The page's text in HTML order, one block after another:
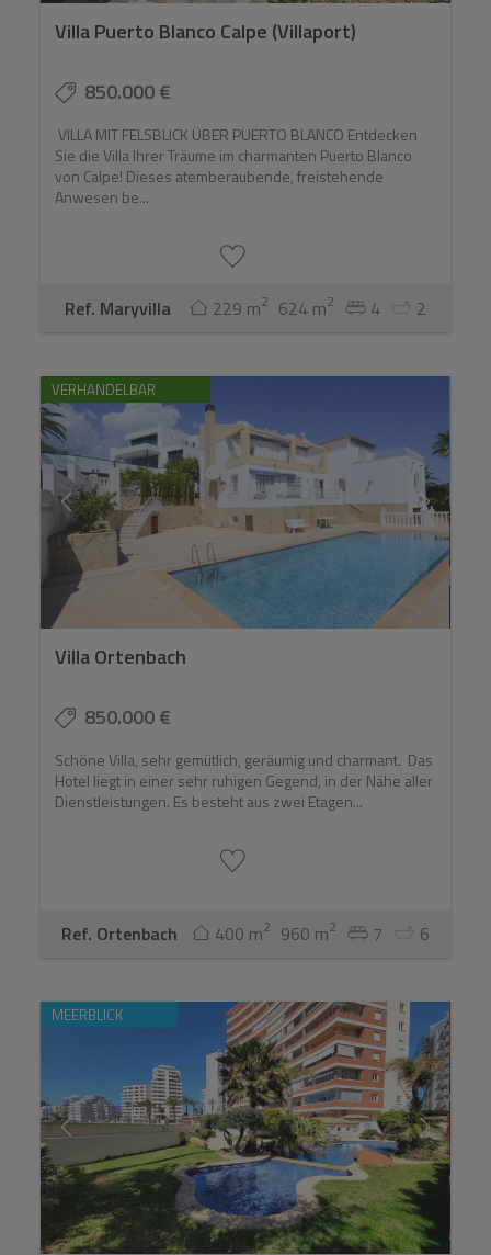
Villa Puerto Blanco Calpe (Villaport)
850.000 €
VILLA MIT FELSBLICK ÜBER PUERTO BLANCO Entdecken
Sie die Villa Ihrer Träume im charmanten Puerto Blanco
von Calpe! Dieses atemberaubende, freistehende
Anwesen be...
Ref. Maryvilla 229 m2 624 m2 4 2
VERHANDELBAR
Villa Ortenbach
850.000 €
Schöne Villa, sehr gemütlich, geräumig und charmant. Das
Hotel liegt in einer sehr ruhigen Gegend, in der Nähe aller
Dienstleistungen. Es besteht aus zwei Etagen...
Ref. Ortenbach 400 m2 960 m2 7 6
MEERBLICK